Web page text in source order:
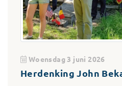
Woensdag 3 juni 2026
Herdenking John